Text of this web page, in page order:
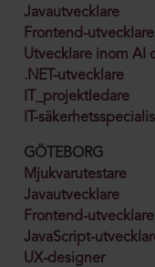
Javautvecklare
Frontend-utvecklare
Utvecklare inom AI
.NET-utvecklare
IT_projektledare
IT-
GÖTEBORG
Mjukvarutestare
Javautvecklare
Frontend-utvecklare
JavaScript-
UX-designer